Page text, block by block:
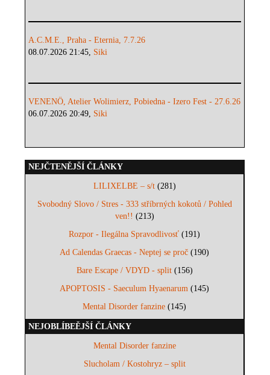
A.C.M.E., Praha - Eternia, 7.7.26
08.07.2026 21:45, Siki
VENENÖ, Atelier Wolimierz, Pobiedna - Izero Fest - 27.6.26
06.07.2026 20:49, Siki
NEJČTENĚJŠÍ ČLÁNKY
LILIXELBE – s/t(281)
Svobodný Slovo / Stres - 333 stříbrných kokotů / Pohled
ven!! (213)
Rozpor - Ilegálna Spravodlivosť (191)
Ad Calendas Graecas - Neptej se proč (190)
Bare Escape / VDYD - split(156)
APOPTOSIS - Saeculum Hyaenarum (145)
Mental Disorder fanzine (145)
NEJOBLÍBEĚJŠÍ ČLÁNKY
Mental Disorder fanzine
Slucholam / Kostohryz – split